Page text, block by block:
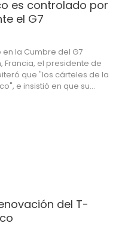
es controlado por
el G7
la Cumbre del G7
Francia, el presidente de
que "los cárteles de la
e insistió en que su…
del T-